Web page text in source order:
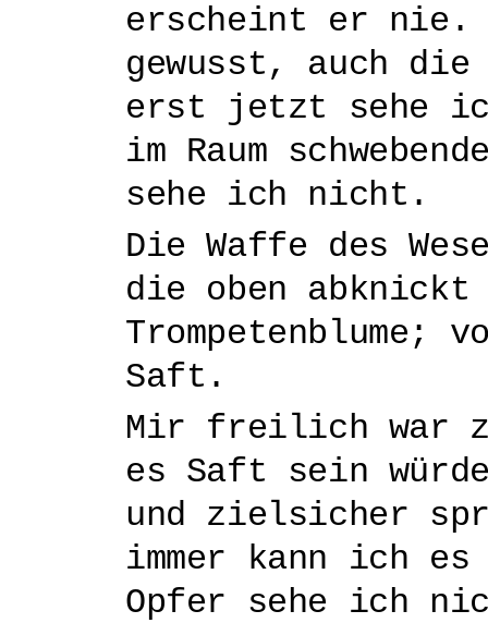
erscheint er nie.
gewusst, auch
erst jetzt sehe
im Raum
sehe ich nicht.
Die Waffe des
die oben abknickt
Trompetenblume;
Saft.
Mir freilich war
es Saft sein
und zielsicher
immer kann ich es
Opfer sehe ich